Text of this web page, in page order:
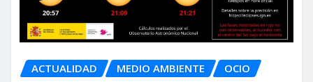
ACTUALIDAD MEDIO AMBIENTE OCIO